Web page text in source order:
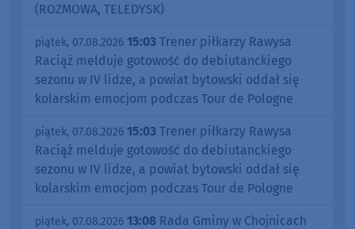
(ROZMOWA, TELEDYSK)
piątek, 07.08.2026 15:03 Trener piłkarzy Rawysa
Raciąż melduje gotowość do debiutanckiego
sezonu w IV lidze, a powiat bytowski oddał się
kolarskim emocjom podczas Tour de Pologne
piątek, 07.08.2026 15:03 Trener piłkarzy Rawysa
Raciąż melduje gotowość do debiutanckiego
sezonu w IV lidze, a powiat bytowski oddał się
kolarskim emocjom podczas Tour de Pologne
piątek, 07.08.2026 13:08 Rada Gminy w Chojnicach